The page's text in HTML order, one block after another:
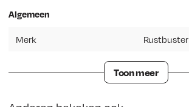
j
s
3
2
Algemeen
Merk Rustbuster
Toon meer